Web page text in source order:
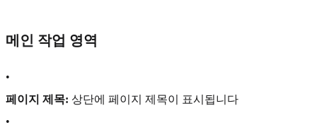
메인 작업 영역
•
페이지 제목: 상단에 페이지 제목이 표시됩니다
•